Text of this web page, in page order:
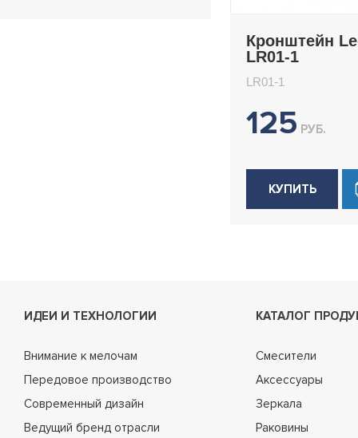
Кронштейн
LR01-1
LR01-1
125 РУБ.
КУПИТЬ
ИДЕИ И ТЕХНОЛОГИИ
Внимание к мелочам
Передовое производство
Современный дизайн
Ведущий бренд отрасли
КАТАЛОГ
Смесители
Аксессуары
Зеркала
Раковины